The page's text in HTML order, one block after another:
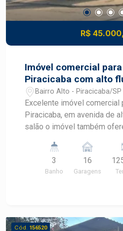
R$
Imóvel comercial
Piracicaba com alto
Bairro Alto - Piracicaba/SP
Excelente imóvel comercial
Piracicaba, em avenida de
salão o imóvel também
vagas de recuo com
para taé 21 vagas; -área
para seu restaurantes,
3
Banho
16
Garagens
Cód. 156520